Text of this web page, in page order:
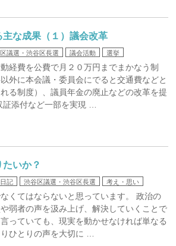
な成果（１）議会改革
議選・渋谷区長選 議会活動 選挙
経費を公費で月２０万円までまかなう制
外に本会議・委員会にでると交通費などと
る制度）、議員年金の廃止などの改革を提
添付など一部を実現 …
いか？
記 渋谷区議選・渋谷区長選 考え・思い
くてはならないと思っています。 政治の
弱者の声を汲み上げ、解決していくことで
っていても、現実を動かせなければ単なる
ひとりの声を大切に …